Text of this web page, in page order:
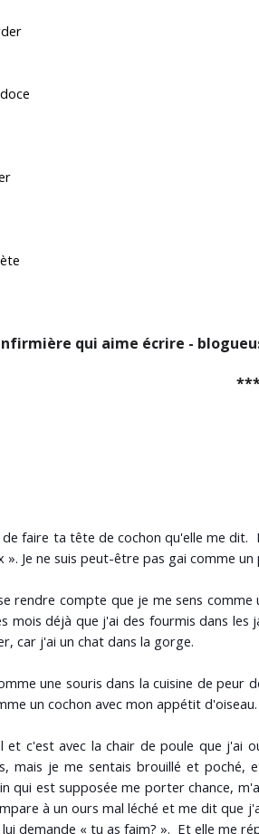
qui aime écrire -
faire ta tête de cochon qu'elle me dit.
Je ne suis peut-être pas gai comme
rendre compte que je me sens
mois déjà que j'ai des fourmis dans
car j'ai un chat dans la gorge.
une souris dans la cuisine de peur
un cochon avec mon appétit
et c'est avec la chair de poule que
mais je me sentais brouillé et poché,
qui est supposée me porter chance,
à un ours mal léché et me dit
demande « tu as faim? ». Et elle me